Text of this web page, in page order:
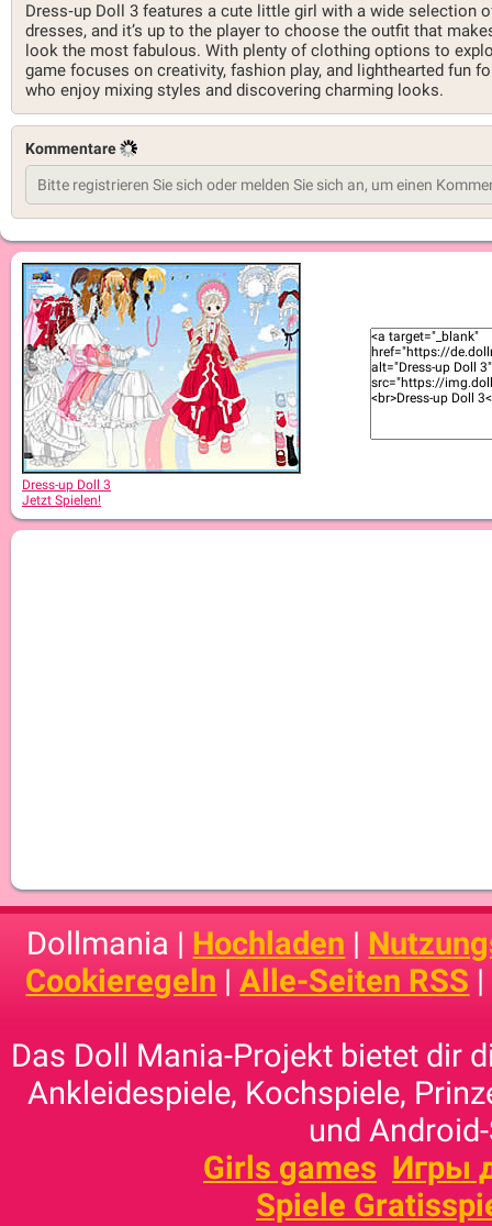
Dress‑up Doll 3 features a cute little girl with a wide selection
dresses, and it’s up to the player to choose the outfit that
look the most fabulous. With plenty of clothing options to
game focuses on creativity, fashion play, and lighthearted fun
who enjoy mixing styles and discovering charming looks.
Kommentare
Dress-up Doll 3
Jetzt Spielen!
Dollmania | Hochladen |
Cookieregeln |Alle-Seiten RSS |
Das Doll Mania-Projekt bietet dir
Ankleidespiele, Kochspiele,
und
Girls games Игры
Spiele